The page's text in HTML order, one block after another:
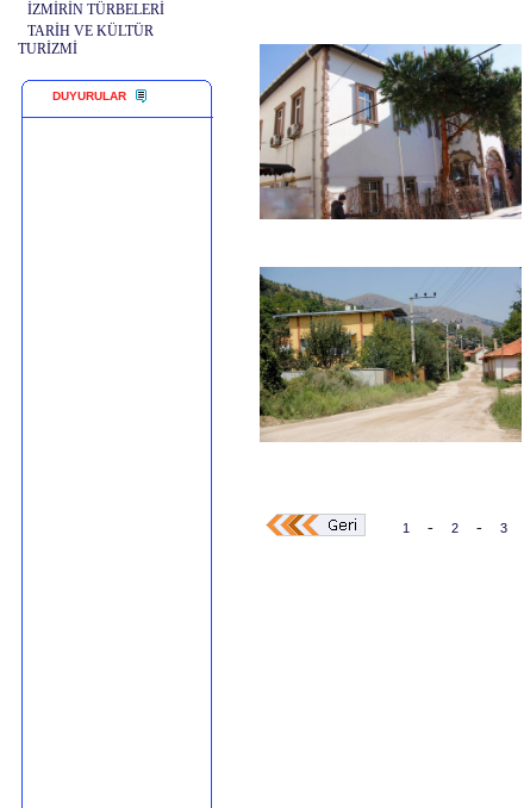
İZMİRİN TÜRBELERİ
TARİH VE KÜLTÜR
TURİZMİ
DUYURULAR
1 - 2 - 3